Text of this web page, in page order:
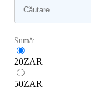
Sumă:
20ZAR
50ZAR